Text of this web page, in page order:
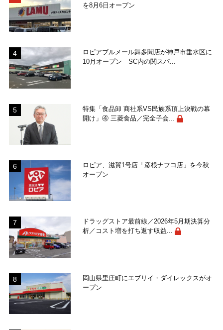
を8月6日オープン
ロピアブルメール舞多聞店が神戸市垂水区に
10月オープン SC内の関スパ...
特集「食品卸 商社系VS民族系頂上決戦の幕
開け」④ 三菱食品／完全子会...
ロピア、滋賀1号店「彦根ナフコ店」を今秋
オープン
ドラッグストア最前線／2026年5月期決算分
析／コスト増を打ち返す収益...
岡山県里庄町にエブリイ・ダイレックスがオ
ープン